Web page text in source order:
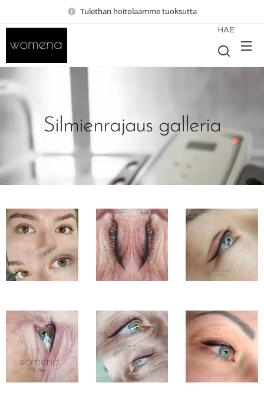
Tulethan hoitolaamme tuoksutta
HAE
Silmienrajaus galleria